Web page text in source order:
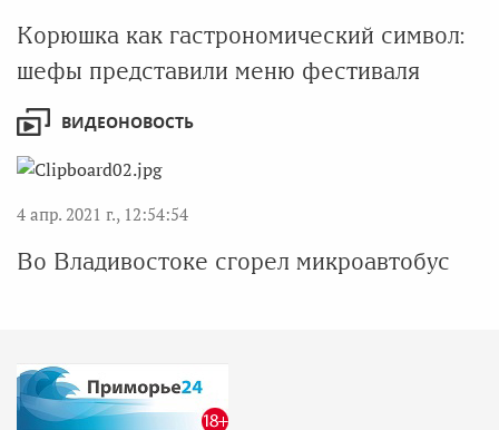
Корюшка как гастрономический символ:
шефы представили меню фестиваля
ВИДЕОНОВОСТЬ
4 апр. 2021 г., 12:54:54
Во Владивостоке сгорел микроавтобус